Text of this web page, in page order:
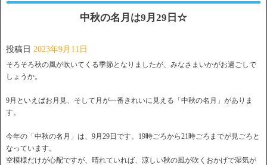
中秋の名月は9月29日☆
投稿日 2023年9月11日
そろそろ秋の風が吹いてくる季節となりましたが、みなさまいかがお過ごしで
しょうか。
9月といえばお月見、そして月が一番きれいに見える「中秋の名月」がありま
す。
今年の「中秋の名月」は、9月29日です。19時ごろから21時ごろまでが見ごろと
なっています。
空模様だけが心配ですが、晴れていれば、涼しい秋の風が吹くおかげで湿気が